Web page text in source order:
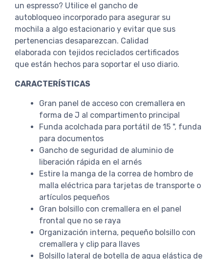
un espresso? Utilice el gancho de
autobloqueo incorporado para asegurar su
mochila a algo estacionario y evitar que sus
pertenencias desaparezcan. Calidad
elaborada con tejidos reciclados certificados
que están hechos para soportar el uso diario.
CARACTERÍSTICAS
Gran panel de acceso con cremallera en
forma de J al compartimento principal
Funda acolchada para portátil de 15 ", funda
para documentos
Gancho de seguridad de aluminio de
liberación rápida en el arnés
Estire la manga de la correa de hombro de
malla eléctrica para tarjetas de transporte o
artículos pequeños
Gran bolsillo con cremallera en el panel
frontal que no se raya
Organización interna, pequeño bolsillo con
cremallera y clip para llaves
Bolsillo lateral de botella de agua elástica de